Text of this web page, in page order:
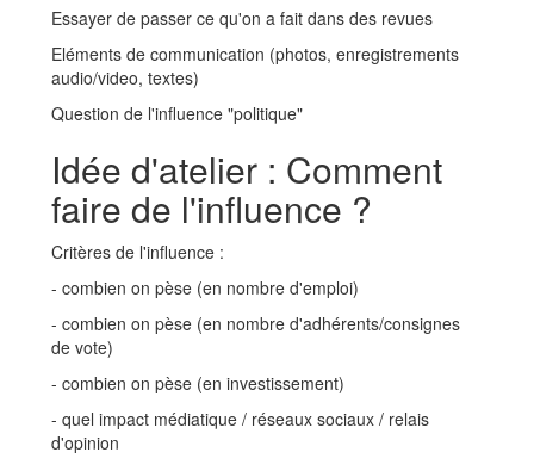
Essayer de passer ce qu'on a fait dans des revues
Eléments de communication (photos, enregistrements
audio/video, textes)
Question de l'influence "politique"
Idée d'atelier : Comment
faire de l'influence ?
Critères de l'influence :
- combien on pèse (en nombre d'emploi)
- combien on pèse (en nombre d'adhérents/consignes
de vote)
- combien on pèse (en investissement)
- quel impact médiatique / réseaux sociaux / relais
d'opinion